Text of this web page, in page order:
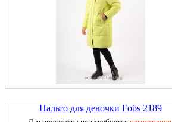
Пальто для девочки Fobs 2189